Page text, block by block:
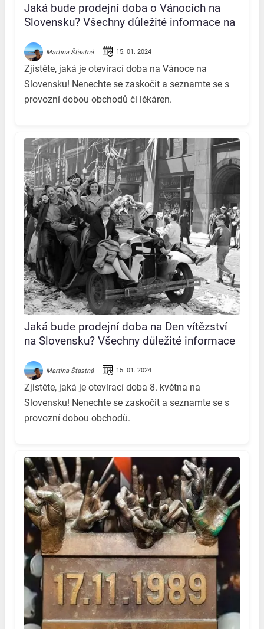
Jaká bude prodejní doba o Vánocích na
Slovensku? Všechny důležité informace na
Martina Šťastná 15. 01. 2024
Zjistěte, jaká je otevírací doba na Vánoce na
Slovensku! Nenechte se zaskočit a seznamte se s
provozní dobou obchodů či lékáren.
Jaká bude prodejní doba na Den vítězství
na Slovensku? Všechny důležité informace
Martina Šťastná 15. 01. 2024
Zjistěte, jaká je otevírací doba 8. května na
Slovensku! Nenechte se zaskočit a seznamte se s
provozní dobou obchodů.